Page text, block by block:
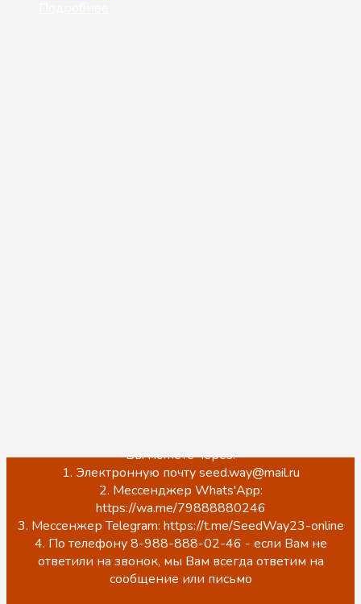
Вы можете через:
1. Электронную почту seed.way@mail.ru
2. Мессенджер Whats'App:
https://wa.me/79888880246
3. Мессенжер Telegram: https://t.me/SeedWay23-online
4. По телефону 8-988-888-02-46 - если Вам не
ответили на звонок, мы Вам всегда ответим на
сообщение или письмо